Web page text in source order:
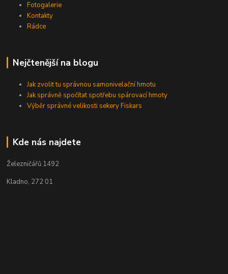
Fotogalerie
Kontakty
Rádce
Nejčtenější na blogu
Jak zvolit tu správnou samonivelační hmotu
Jak správně spočítat spotřebu spárovací hmoty
Výběr správné velikosti sekery Fiskars
Kde nás najdete
Železničářů 1492
Kladno, 272 01